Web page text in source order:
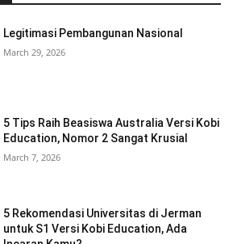
Legitimasi Pembangunan Nasional
March 29, 2026
5 Tips Raih Beasiswa Australia Versi Kobi
Education, Nomor 2 Sangat Krusial
March 7, 2026
5 Rekomendasi Universitas di Jerman
untuk S1 Versi Kobi Education, Ada